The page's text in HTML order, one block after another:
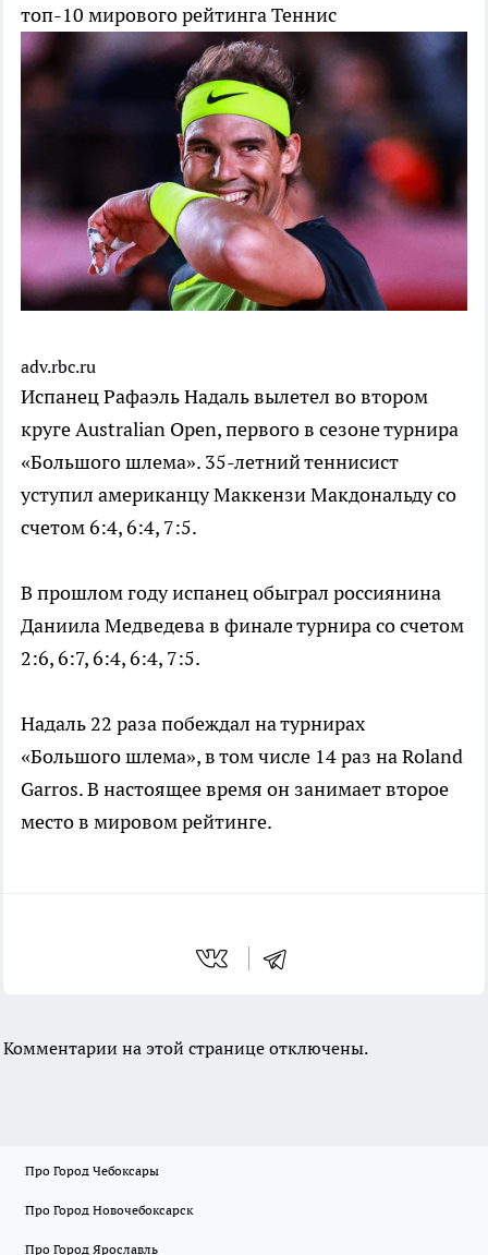
топ-10 мирового рейтингаТеннис
adv.rbc.ru
Испанец Рафаэль Надаль вылетел во втором
круге Australian Open, первого в сезоне турнира
«Большого шлема». 35-летний теннисист
уступил американцу Маккензи Макдональду со
счетом 6:4, 6:4, 7:5.
В прошлом году испанец обыграл россиянина
Даниила Медведева в финале турнира со счетом
2:6, 6:7, 6:4, 6:4, 7:5.
Надаль 22 раза побеждал на турнирах
«Большого шлема», в том числе 14 раз на Roland
Garros. В настоящее время он занимает второе
место в мировом рейтинге.
Комментарии на этой странице отключены.
Про Город Чебоксары
Про Город Новочебоксарск
Про Город Ярославль